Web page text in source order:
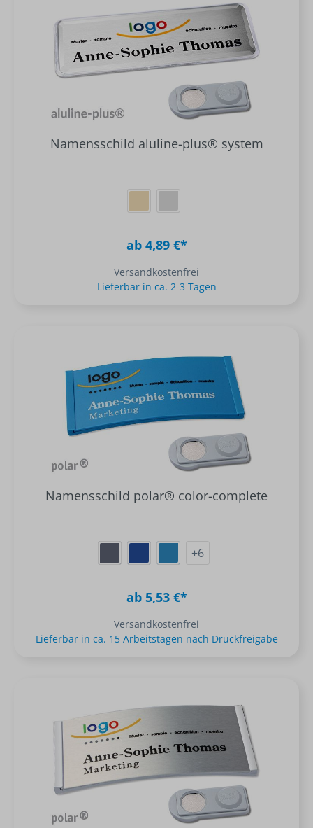
Namensschild aluline-plus® system
ab 4,89 €*
Versandkostenfrei
Lieferbar in ca. 2-3 Tagen
Namensschild polar® color-complete
+6
ab 5,53 €*
Versandkostenfrei
Lieferbar in ca. 15 Arbeitstagen nach Druckfreigabe